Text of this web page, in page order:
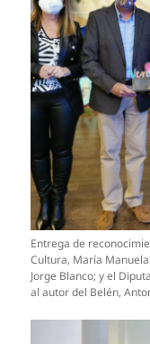
Entrega de
Cultura, María
Jorge Blanco; y el
al autor del Belén,